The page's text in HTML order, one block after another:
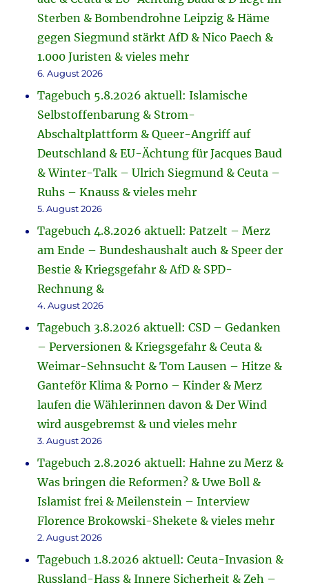
Sterben & Bombendrohne Leipzig & Häme
gegen Siegmund stärkt AfD & Nico Paech &
1.000 Juristen & vieles mehr
6. August 2026
Tagebuch 5.8.2026 aktuell: Islamische
Selbstoffenbarung & Strom-
Abschaltplattform & Queer-Angriff auf
Deutschland & EU-Ächtung für Jacques Baud
& Winter-Talk – Ulrich Siegmund & Ceuta –
Ruhs – Knauss & vieles mehr
5. August 2026
Tagebuch 4.8.2026 aktuell: Patzelt – Merz
am Ende – Bundeshaushalt auch & Speer der
Bestie & Kriegsgefahr & AfD & SPD-
Rechnung &
4. August 2026
Tagebuch 3.8.2026 aktuell: CSD – Gedanken
– Perversionen & Kriegsgefahr & Ceuta &
Weimar-Sehnsucht & Tom Lausen – Hitze &
Ganteför Klima & Porno – Kinder & Merz
laufen die Wählerinnen davon & Der Wind
wird ausgebremst & und vieles mehr
3. August 2026
Tagebuch 2.8.2026 aktuell: Hahne zu Merz &
Was bringen die Reformen? & Uwe Boll &
Islamist frei & Meilenstein – Interview
Florence Brokowski-Shekete & vieles mehr
2. August 2026
Tagebuch 1.8.2026 aktuell: Ceuta-Invasion &
Russland-Hass & Innere Sicherheit & Zeh –